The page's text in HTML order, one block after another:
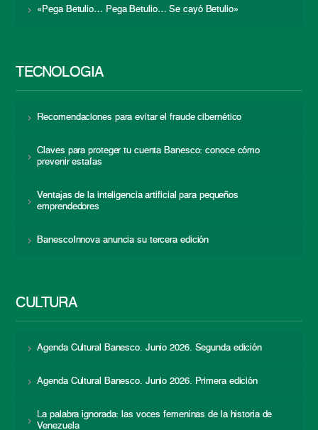
«Pega Betulio… Pega Betulio… Se cayó Betulio»
TECNOLOGÍA
Recomendaciones para evitar el fraude cibernético
Claves para proteger tu cuenta Banesco: conoce cómo
prevenir estafas
Ventajas de la inteligencia artificial para pequeños
emprendedores
BanescoInnova anuncia su tercera edición
CULTURA
Agenda Cultural Banesco. Junio 2026. Segunda edición
Agenda Cultural Banesco. Junio 2026. Primera edición
La palabra ignorada: las voces femeninas de la historia de
Venezuela